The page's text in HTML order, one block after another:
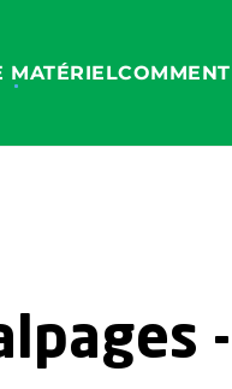
MATÉRIEL